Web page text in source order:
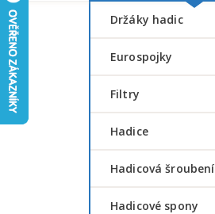
Držáky hadic
Eurospojky
Filtry
Hadice
Hadicová šroubení
Hadicové spony